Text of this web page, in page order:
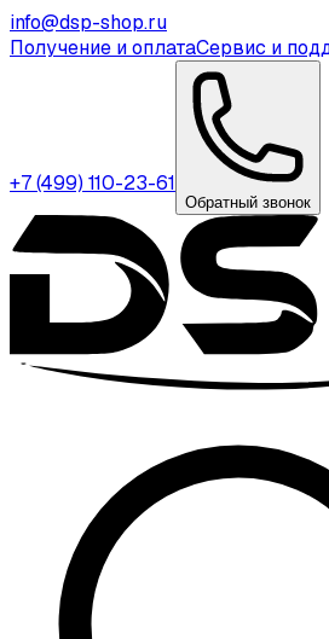
info@dsp-shop.ru
Получение и оплатаСервис и
+7 (499) 110-23-61
Обратный звонок